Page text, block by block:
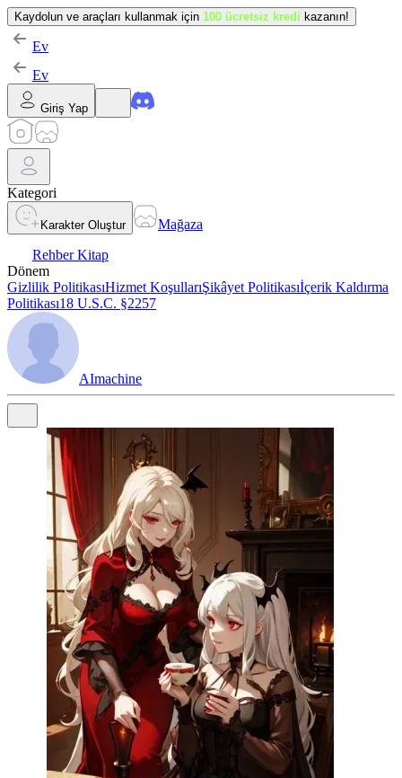
Kaydolun ve araçları kullanmak için 100 ücretsiz kredi kazanın!
Ev
Ev
Giriş Yap
Kategori
Karakter Oluştur
Mağaza
Rehber Kitap
Dönem
Gizlilik PolitikasıHizmet KoşullarıŞikâyet Politikasıİçerik Kaldırma
Politikası18 U.S.C. §2257
AImachine